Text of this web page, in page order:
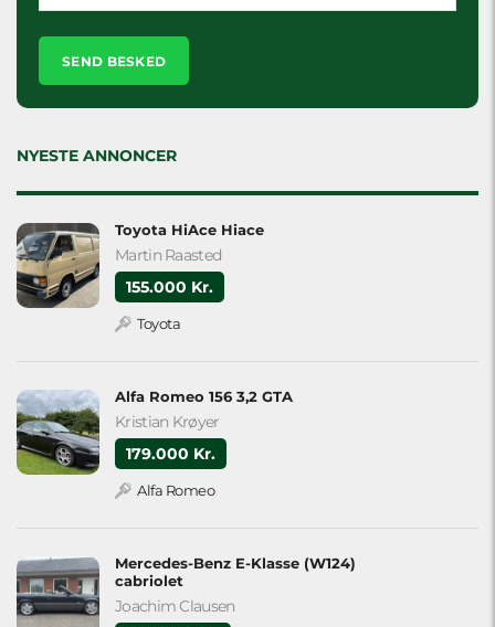
Please
leave
empty.
NYESTE ANNONCER
Toyota HiAce Hiace
Martin Raasted
155.000 Kr.
Toyota
Alfa Romeo 156 3,2 GTA
Kristian Krøyer
179.000 Kr.
Alfa Romeo
Mercedes-Benz E-Klasse (W124)
cabriolet
Joachim Clausen